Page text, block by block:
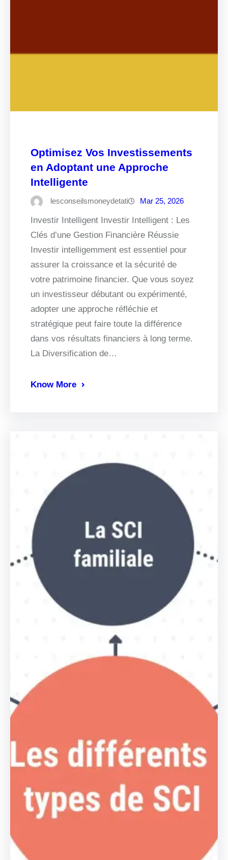
Optimisez Vos Investissements
en Adoptant une Approche
Intelligente
lesconseilsmoneydetati Mar 25, 2026
Investir Intelligent Investir Intelligent : Les
Clés d’une Gestion Financière Réussie
Investir intelligemment est essentiel pour
assurer la croissance et la sécurité de
votre patrimoine financier. Que vous soyez
un investisseur débutant ou expérimenté,
adopter une approche réfléchie et
stratégique peut faire toute la différence
dans vos résultats financiers à long terme.
La Diversification de…
Know More